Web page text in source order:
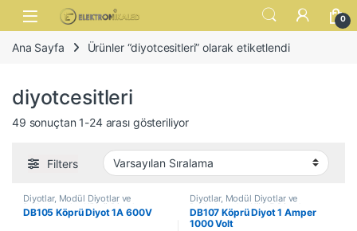
Skip to navigation
Skip to content
Open 0
Ana Sayfa Ürünler “diyotcesitleri” olarak etiketlendi
diyotcesitleri
49 sonuçtan 1-24 arası gösteriliyor
Filters
Diyotlar, Modül Diyotlar ve
Doğrultucular, Köprü Diyotlar
DB105 Köprü Diyot 1A 600V
Diyotlar, Modül Diyotlar ve
Doğrultucular, Köprü Diyotlar
DB107 Köprü Diyot 1 Amper
1000 Volt